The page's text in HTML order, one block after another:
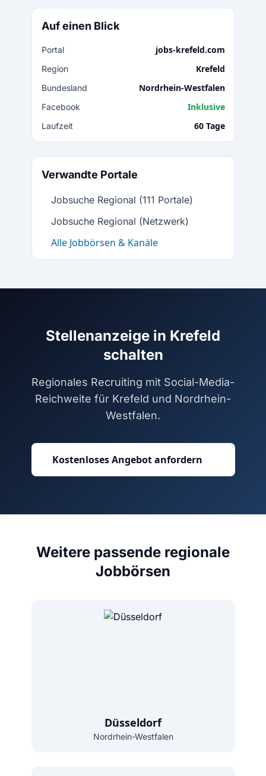
Auf einen Blick
Portal jobs-krefeld.com
Region Krefeld
Bundesland Nordrhein-Westfalen
Facebook Inklusive
Laufzeit 60 Tage
Verwandte Portale
Jobsuche Regional (111 Portale)
Jobsuche Regional (Netzwerk)
Alle Jobbörsen & Kanäle
Stellenanzeige in Krefeld
schalten
Regionales Recruiting mit Social-Media-
Reichweite für Krefeld und Nordrhein-
Westfalen.
Kostenloses Angebot anfordern
Weitere passende regionale
Jobbörsen
Düsseldorf
Nordrhein-Westfalen